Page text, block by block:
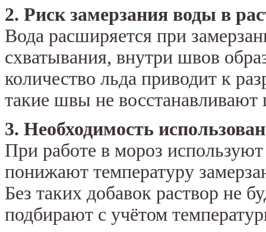
2. Риск замерзания воды в
Вода расширяется при
схватывания, внутри швов
количество льда приводит к
такие швы не восстанавливают
3. Необходимость
При работе в мороз
понижают температуру
Без таких добавок раствор не
подбирают с учётом